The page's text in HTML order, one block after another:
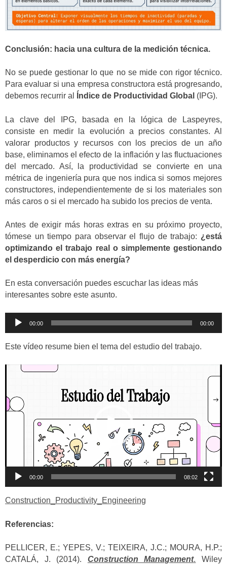
Conclusión: hacia una cultura de la medición técnica.
No se puede gestionar lo que no se mide con rigor técnico.
Para evaluar si una empresa constructora está progresando,
debemos recurrir al
Índice de Productividad Global (IPG).
La clave del IPG, basada en la lógica de Laspeyres,
consiste en medir la evolución a precios constantes. Al
valorar productos y recursos con los precios de un año
base, eliminamos el efecto de la inflación y las fluctuaciones
del mercado. Así, la productividad se convierte en una
métrica de ingeniería pura que nos indica si somos mejores
constructores, independientemente de si los materiales son
más caros o si el mercado ha subido los precios de venta.
Antes de exigir más horas extras en su próximo proyecto,
tómese un tiempo para observar el flujo de trabajo: ¿está
optimizando el trabajo real o simplemente gestionando
el desperdicio con más energía?
En esta conversación puedes escuchar las ideas más
interesantes sobre este asunto.
Reproductor
audio
00:00 00:00
Este vídeo resume bien el tema del estudio del trabajo.
Reproductor
00:00 08:02
Construction_Productivity_Engineering
Referencias:
PELLICER, E.; YEPES, V.; TEIXEIRA, J.C.; MOURA, H.P.;
CATALÁ, J. (2014). Construction Management. Wiley